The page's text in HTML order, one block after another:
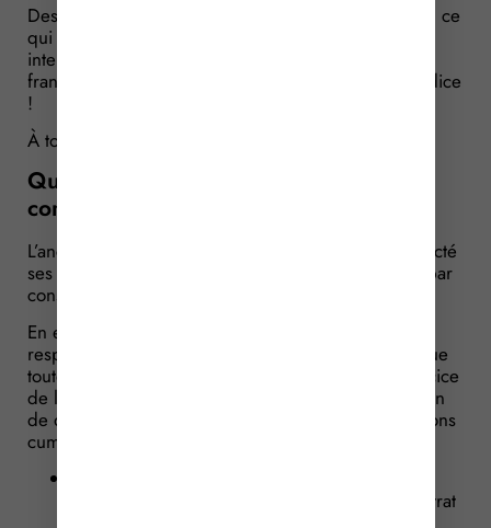
Des clauses que la société n’a donc pas respectées, ce
qui l’oblige à cesser ces relations commerciales
interdites par contrat et à verser à son ancien
franchiseur des indemnités pour réparer son préjudice
!
À tort ou à raison ?
Question no 1 : qu’est-ce qu’un
commerce de détail ?
L’ancienne franchisée ne nie pas ne pas avoir respecté
ses clauses, mais elles sont, à ses yeux, illicites et, par
conséquent, réputées non-écrites.
En effet, toujours selon la société, ces clauses ne
respectent pas la loi dite « Macron » qui indique que
toute stipulation venant restreindre la liberté d’exercice
de l’activité commerciale de l’exploitant d’un magasin
de détail doit obligatoirement respectée les conditions
cumulatives suivantes :
concurrence avec ceux qui font l’objet du contrat